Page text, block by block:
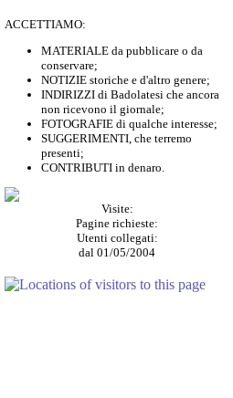
ACCETTIAMO:
MATERIALE da pubblicare o da
conservare;
NOTIZIE storiche e d'altro genere;
INDIRIZZI di Badolatesi che ancora
non ricevono il giornale;
FOTOGRAFIE di qualche interesse;
SUGGERIMENTI, che terremo
presenti;
CONTRIBUTI in denaro.
Visite:
Pagine richieste:
Utenti collegati:
dal 01/05/2004